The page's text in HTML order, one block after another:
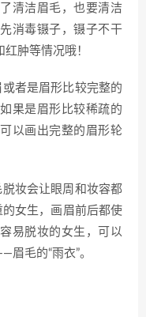
清洁眉毛，也要清洁
消毒镊子，镊子不干
肿等情况哦！
者是眉形比较完整的
果是眉形比较稀疏的
以画出完整的眉形轮
妆会让眼周和妆容都
的女生，画眉前后都使
易脱妆的女生，可以
毛的“雨衣”。